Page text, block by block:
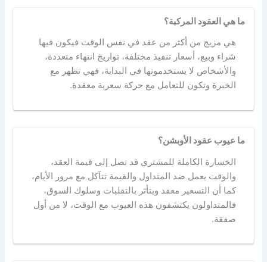
ما هي العقود المركبة؟
هي مزيج من أكثر من عقد في نفس الوقت فيكون فيها
شراء وبيع، أسعار تنفيذ مختلفة، تواريخ انتهاء متعددة،
والأشخاص لا يستخدمونها في البداية، فهي تظهر مع
الخبرة وتكون للتعامل مع حركة سعرية معقدة.
ما عيوب عقود الأوبشن؟
الخسارة الكاملة للمشتري قد تصل إلى قيمة العقد،
والوقت يعمل ضد المتداول والقيمة تتآكل مع مرور الأيام،
كما أن التسعير معقد ويتأثر بالتقلبات وسلوك السوق،
فالمتداولون يكتشفون هذه العيوب مع الوقت، لا من أول
صفقة.